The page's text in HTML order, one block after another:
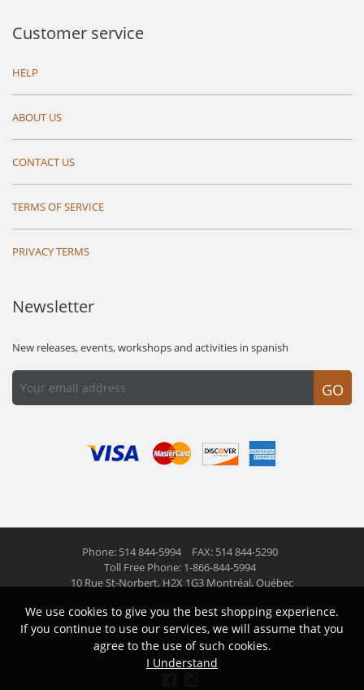
Customer service
HELP
ABOUT US
CONTACT US
TERMS OF SERVICE
PRIVACY TERMS
Newsletter
New releases, events, workshops and activities in spanish
GO
Phone: 514 844-5994
FAX: 514 844-5290
Toll Free Phone: 1-866-844-5994
10 Rue St-Norbert, H2X 1G3 Montréal, Québec
© 2026 Las Americas inc. All right reserved
Follow us
We use cookies to give you the best shopping experience.
If you continue to use our services, we will assume that you
agree to the use of such cookies.
I Understand